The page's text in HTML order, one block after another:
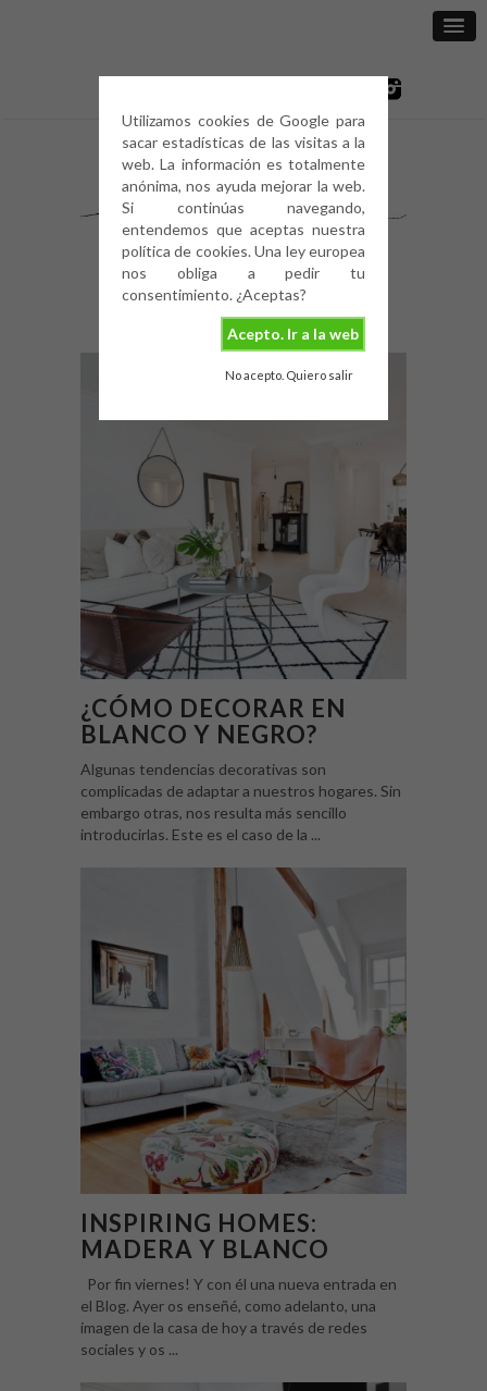
Utilizamos cookies de Google para
sacar estadísticas de las visitas a la
web. La información es totalmente
anónima, nos ayuda mejorar la web.
Si continúas navegando,
entendemos que aceptas nuestra
política de cookies. Una ley europea
nos obliga a pedir tu
consentimiento. ¿Aceptas?
Acepto. Ir a la web
No acepto. Quiero salir
¿CÓMO DECORAR EN
BLANCO Y NEGRO?
Algunas tendencias decorativas son
complicadas de adaptar a nuestros hogares. Sin
embargo otras, nos resulta más sencillo
introducirlas. Este es el caso de la ...
INSPIRING HOMES:
MADERA Y BLANCO
Por fin viernes! Y con él una nueva entrada en
el Blog. Ayer os enseñé, como adelanto, una
imagen de la casa de hoy a través de redes
sociales y os ...